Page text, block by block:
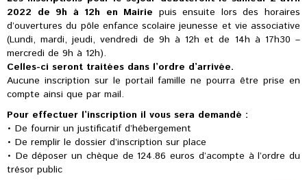
2022 de 9h à 12h en Mairie puis ensuite lors des horaires
d’ouvertures du pôle enfance scolaire jeunesse et vie associative
(Lundi, mardi, jeudi, vendredi de 9h à 12h et de 14h à 17h30 –
mercredi de 9h à 12h).
Celles-ci seront traitées dans l’ordre d’arrivée.
Aucune inscription sur le portail famille ne pourra être prise en
compte ainsi que par mail.
Pour effectuer l’inscription il vous sera demandé :
• De fournir un justificatif d’hébergement
• De remplir le dossier d’inscription sur place
• De déposer un chèque de 124.86 euros d’acompte à l’ordre du
trésor public